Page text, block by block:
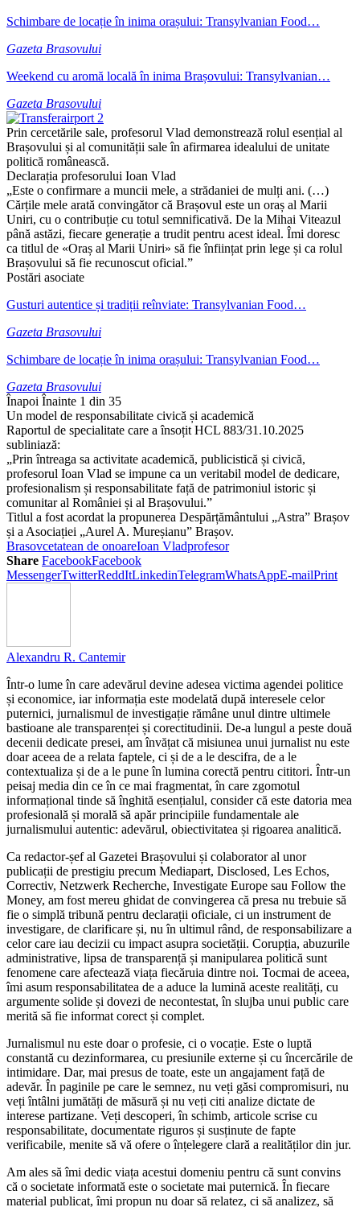
Schimbare de locație în inima orașului: Transylvanian Food…
Gazeta Brasovului
Weekend cu aromă locală în inima Brașovului: Transylvanian…
Gazeta Brasovului
Prin cercetările sale, profesorul Vlad demonstrează rolul esențial al
Brașovului și al comunității sale în afirmarea idealului de unitate
politică românească.
Declarația profesorului Ioan Vlad
„Este o confirmare a muncii mele, a strădaniei de mulți ani. (…)
Cărțile mele arată convingător că Brașovul este un oraș al Marii
Uniri, cu o contribuție cu totul semnificativă. De la Mihai Viteazul
până astăzi, fiecare generație a trudit pentru acest ideal. Îmi doresc
ca titlul de «Oraș al Marii Uniri» să fie înființat prin lege și ca rolul
Brașovului să fie recunoscut oficial.”
Postări asociate
Gusturi autentice și tradiții reînviate: Transylvanian Food…
Gazeta Brasovului
Schimbare de locație în inima orașului: Transylvanian Food…
Gazeta Brasovului
Înapoi Înainte 1 din 35
Un model de responsabilitate civică și academică
Raportul de specialitate care a însoțit HCL 883/31.10.2025
subliniază:
„Prin întreaga sa activitate academică, publicistică și civică,
profesorul Ioan Vlad se impune ca un veritabil model de dedicare,
profesionalism și responsabilitate față de patrimoniul istoric și
comunitar al României și al Brașovului.”
Titlul a fost acordat la propunerea Despărțământului „Astra” Brașov
și a Asociației „Aurel A. Mureșianu” Brașov.
Brasovcetatean de onoareIoan Vladprofesor
Share FacebookFacebook
MessengerTwitterReddItLinkedinTelegramWhatsAppE-mailPrint
Alexandru R. Cantemir
Într-o lume în care adevărul devine adesea victima agendei politice
și economice, iar informația este modelată după interesele celor
puternici, jurnalismul de investigație rămâne unul dintre ultimele
bastioane ale transparenței și corectitudinii. De-a lungul a peste două
decenii dedicate presei, am învățat că misiunea unui jurnalist nu este
doar aceea de a relata faptele, ci și de a le descifra, de a le
contextualiza și de a le pune în lumina corectă pentru cititori. Într-un
peisaj media din ce în ce mai fragmentat, în care zgomotul
informațional tinde să înghită esențialul, consider că este datoria mea
profesională și morală să apăr principiile fundamentale ale
jurnalismului autentic: adevărul, obiectivitatea și rigoarea analitică.
Ca redactor-șef al Gazetei Brașovului și colaborator al unor
publicații de prestigiu precum Mediapart, Disclosed, Les Echos,
Correctiv, Netzwerk Recherche, Investigate Europe sau Follow the
Money, am fost mereu ghidat de convingerea că presa nu trebuie să
fie o simplă tribună pentru declarații oficiale, ci un instrument de
investigare, de clarificare și, nu în ultimul rând, de responsabilizare a
celor care iau decizii cu impact asupra societății. Corupția, abuzurile
administrative, lipsa de transparență și manipularea politică sunt
fenomene care afectează viața fiecăruia dintre noi. Tocmai de aceea,
îmi asum responsabilitatea de a aduce la lumină aceste realități, cu
argumente solide și dovezi de necontestat, în slujba unui public care
merită să fie informat corect și complet.
Jurnalismul nu este doar o profesie, ci o vocație. Este o luptă
constantă cu dezinformarea, cu presiunile externe și cu încercările de
intimidare. Dar, mai presus de toate, este un angajament față de
adevăr. În paginile pe care le semnez, nu veți găsi compromisuri, nu
veți întâlni jumătăți de măsură și nu veți citi analize dictate de
interese partizane. Veți descoperi, în schimb, articole scrise cu
responsabilitate, documentate riguros și susținute de fapte
verificabile, menite să vă ofere o înțelegere clară a realităților din jur.
Am ales să îmi dedic viața acestui domeniu pentru că sunt convins
că o societate informată este o societate mai puternică. În fiecare
material publicat, îmi propun nu doar să relatez, ci să analizez, să